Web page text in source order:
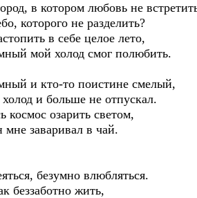
в котором любовь не
которого не разделить?
в себе целое лето,
мой холод смог полюбить.
и кто-то поистине смелый,
и больше не отпускал.
космос озарить светом,
мне заваривал в чай.
безумно влюбляться.
беззаботно жить,